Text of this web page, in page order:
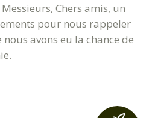
Chers amis, un
pour nous rappeler
avons eu la chance de